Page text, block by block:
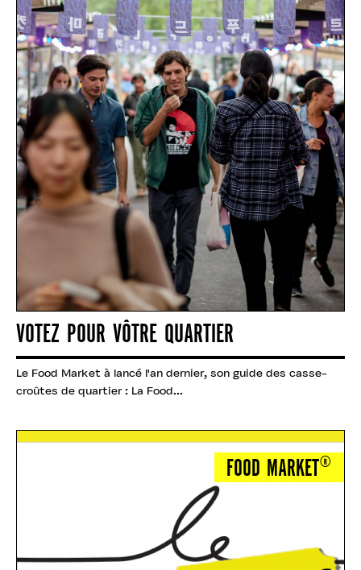
VOTEZ POUR VÔTRE QUARTIER
Le Food Market à lancé l'an dernier, son guide des casse-
croûtes de quartier : La Food...
FOOD MARKET®